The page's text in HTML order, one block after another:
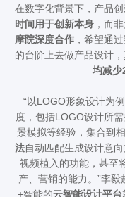
在数字化背景下，产品
时间用于创新本身 ，而
摩院深度合作 ，希望通
的台阶上去做产品设计
均减少
“以LOGO形象设计为
度，包括LOGO设计所
景模拟等经验，集合到
法自动匹配生成设计意
视频植入的功能，甚至
产、营销的能力。”李
+智能的云智能设计平台